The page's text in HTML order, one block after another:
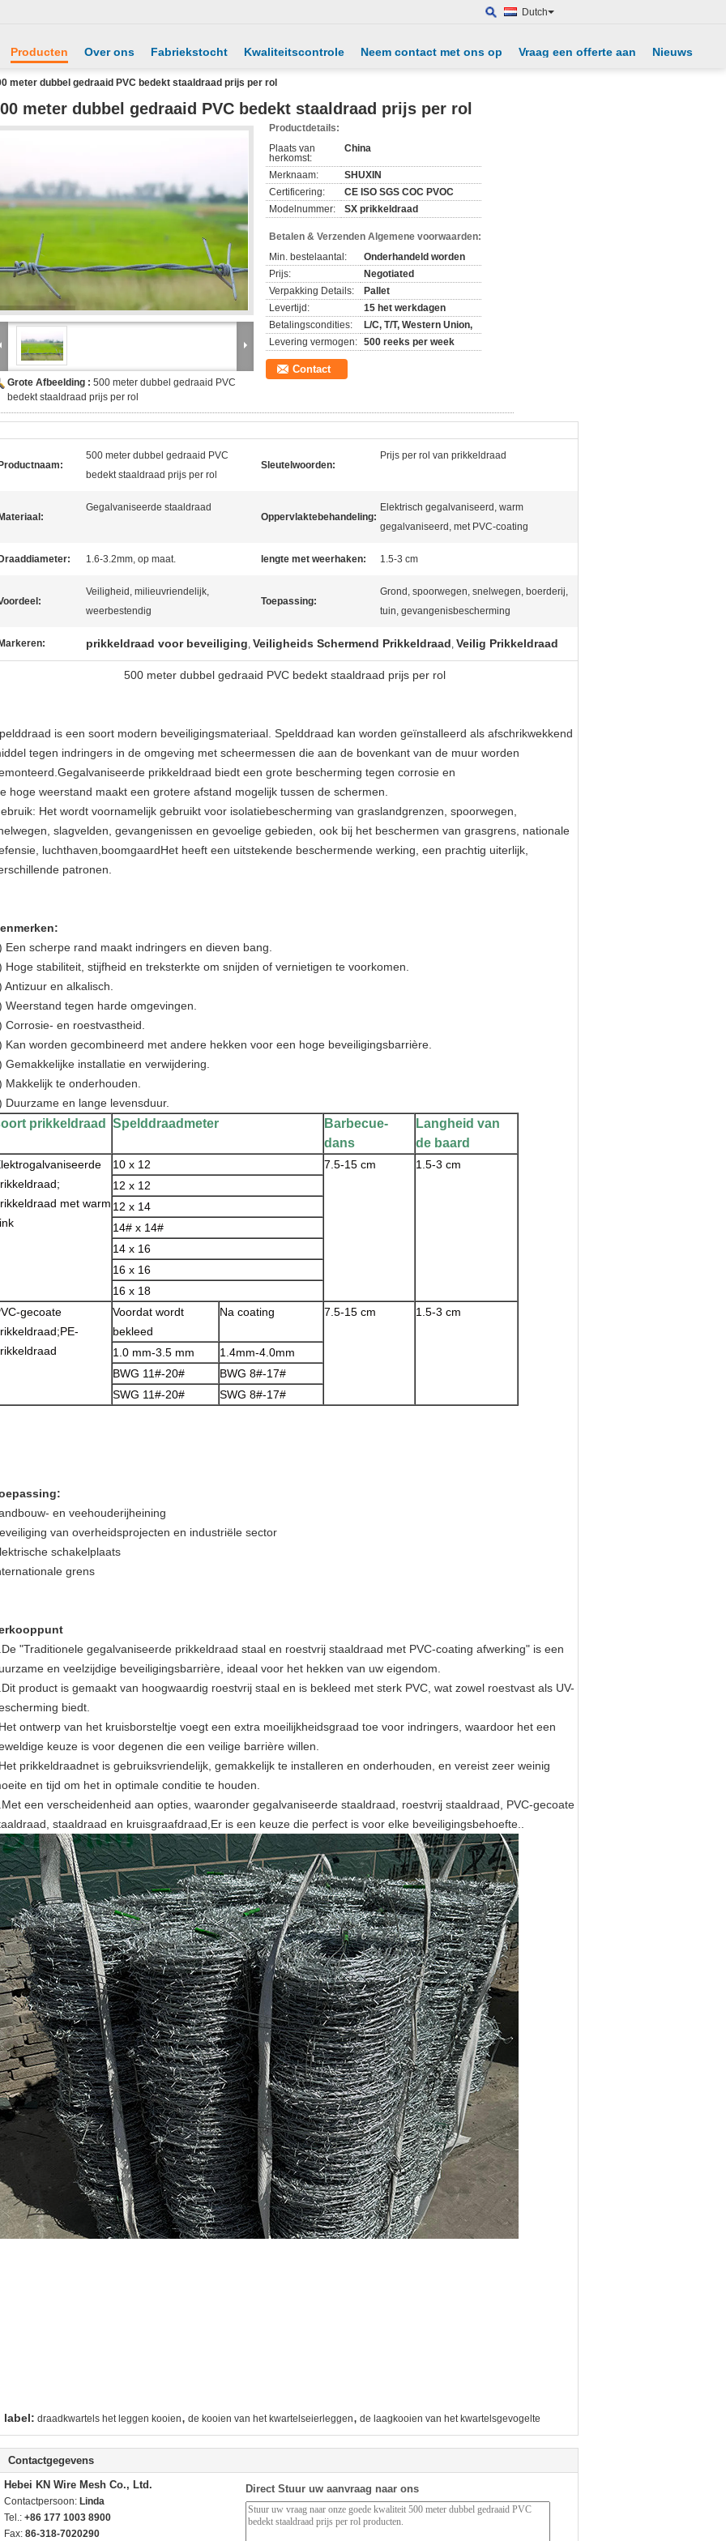
Dutch
Producten Over ons Fabriekstocht Kwaliteitscontrole Neem contact met ons op Vraag een offerte aan Nieuws
meter dubbel gedraaid PVC bedekt staaldraad prijs per rol
meter dubbel gedraaid PVC bedekt staaldraad prijs per rol
Grote Afbeelding : 500 meter dubbel gedraaid PVC
bedekt staaldraad prijs per rol
Productdetails:
Plaats van
herkomst:
China
Merknaam:
SHUXIN
Certificering:
CE ISO SGS COC PVOC
Modelnummer:
SX prikkeldraad
Betalen & Verzenden Algemene voorwaarden:
Min. bestelaantal:
Onderhandeld worden
Prijs:
Negotiated
Verpakking Details:
Pallet
Levertijd:
15 het werkdagen
Betalingscondities:
L/C, T/T, Western Union,
Levering vermogen: 500 reeks per week
Contact
500 meter dubbel gedraaid PVC
bedekt staaldraad prijs per rol
Sleutelwoorden:
Prijs per rol van prikkeldraad
Gegalvaniseerde staaldraad
Oppervlaktebehandeling:
Elektrisch gegalvaniseerd, warm
gegalvaniseerd, met PVC-coating
1.6-3.2mm, op maat. lengte met weerhaken: 1.5-3 cm
Veiligheid, milieuvriendelijk,
weerbestendig
Toepassing:
Grond, spoorwegen, snelwegen, boerderij,
tuin, gevangenisbescherming
prikkeldraad voor beveiliging, Veiligheids Schermend Prikkeldraad, Veilig Prikkeldraad
500 meter dubbel gedraaid PVC bedekt staaldraad prijs per rol
is een soort modern beveiligingsmateriaal. Spelddraad kan worden geïnstalleerd als afschrikwekkend
tegen indringers in de omgeving met scheermessen die aan de bovenkant van de muur worden
prikkeldraad biedt een grote bescherming tegen corrosie en
hoge weerstand maakt een grotere afstand mogelijk tussen de schermen.
Het wordt voornamelijk gebruikt voor isolatiebescherming van graslandgrenzen, spoorwegen,
slagvelden, gevangenissen en gevoelige gebieden, ook bij het beschermen van grasgrens, nationale
luchthaven,boomgaardHet heeft een uitstekende beschermende werking, een prachtig uiterlijk,
patronen.
Een scherpe rand maakt indringers en dieven bang.
Hoge stabiliteit, stijfheid en treksterkte om snijden of vernietigen te voorkomen.
Antizuur en alkalisch.
Weerstand tegen harde omgevingen.
Corrosie- en roestvastheid.
Kan worden gecombineerd met andere hekken voor een hoge beveiligingsbarrière.
Gemakkelijke installatie en verwijdering.
Makkelijk te onderhouden.
Duurzame en lange levensduur.
prikkeldraad Spelddraadmeter
Barbecue-
dans
Langheid van
de baard
met warm
10 x 12 7.5-15 cm
1.5-3 cm
12 x 12
12 x 14
14# x 14#
14 x 16
16 x 16
16 x 18
gecoate
Voordat wordt
bekleed
Na coating 7.5-15 cm 1.5-3 cm
1.0 mm-3.5 mm
1.4mm-4.0mm
BWG 11#-20#
BWG 8#-17#
SWG 11#-20#
SWG 8#-17#
en veehouderijheining
van overheidsprojecten en industriële sector
schakelplaats
grens
"Traditionele gegalvaniseerde prikkeldraad staal en roestvrij staaldraad met PVC-coating afwerking" is een
en veelzijdige beveiligingsbarrière, ideaal voor het hekken van uw eigendom.
product is gemaakt van hoogwaardig roestvrij staal en is bekleed met sterk PVC, wat zowel roestvast als UV-
biedt.
ontwerp van het kruisborsteltje voegt een extra moeilijkheidsgraad toe voor indringers, waardoor het een
keuze is voor degenen die een veilige barrière willen.
prikkeldraadnet is gebruiksvriendelijk, gemakkelijk te installeren en onderhouden, en vereist zeer weinig
en tijd om het in optimale conditie te houden.
een verscheidenheid aan opties, waaronder gegalvaniseerde staaldraad, roestvrij staaldraad, PVC-gecoate
staaldraad en kruisgraafdraad,Er is een keuze die perfect is voor elke beveiligingsbehoefte..
label: draadkwartels het leggen kooien, de kooien van het kwartelseierleggen, de laagkooien van het kwartelsgevogelte
Contactgegevens
Hebei KN Wire Mesh Co., Ltd.
Contactpersoon: Linda
Tel.: +86 177 1003 8900
Fax: 86-318-7020290
Direct Stuur uw aanvraag naar ons